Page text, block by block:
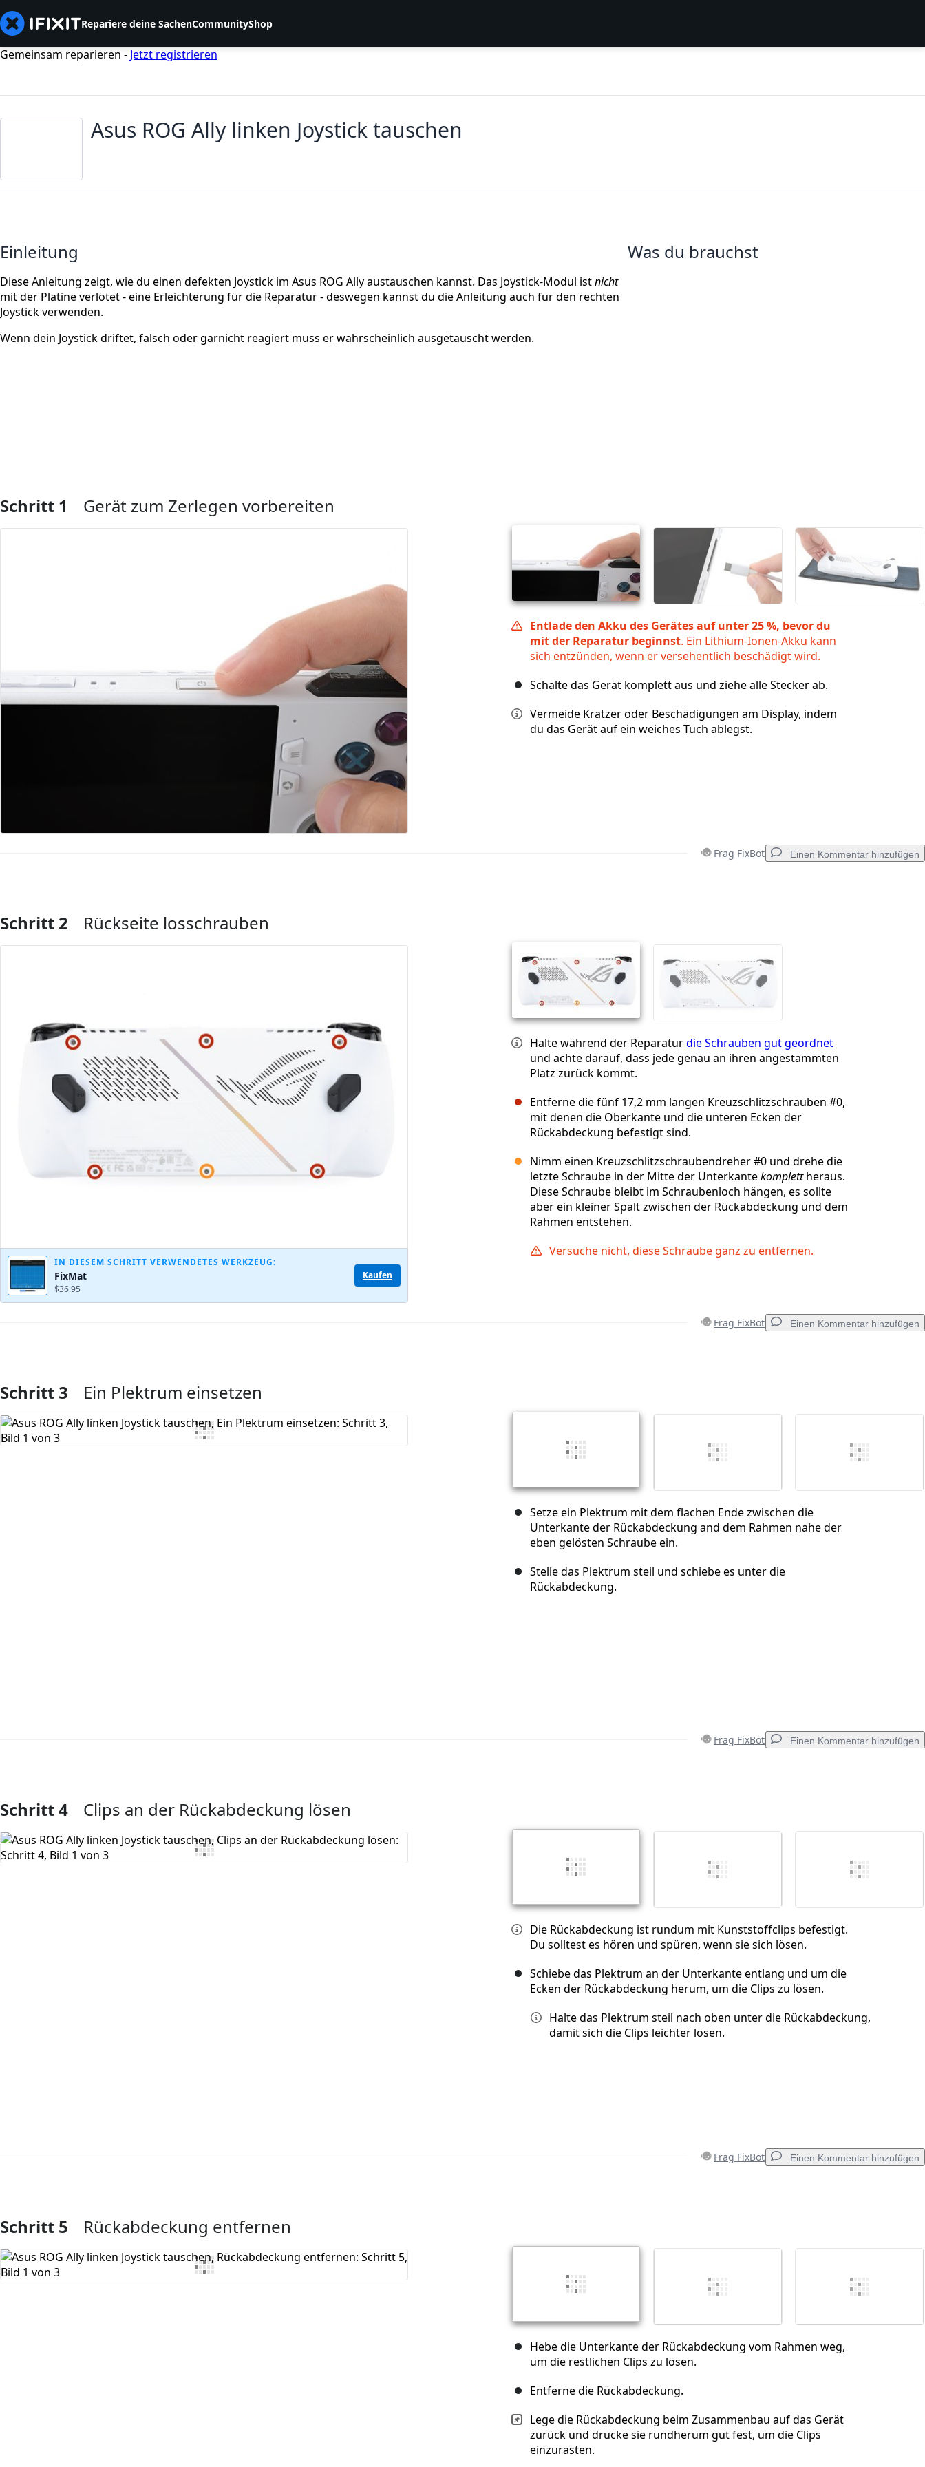
Repariere deine SachenCommunityShop
Gemeinsam reparieren - Jetzt registrieren
Asus ROG Ally linken Joystick tauschen
Einleitung
Diese Anleitung zeigt, wie du einen defekten Joystick im Asus ROG Ally austauschen kannst. Das Joystick-Modul istnicht
mit der Platine verlötet - eine Erleichterung für die Reparatur - deswegen kannst du die Anleitung auch für den rechten
Joystick verwenden.
Wenn dein Joystick driftet, falsch oder garnicht reagiert muss er wahrscheinlich ausgetauscht werden.
Was du brauchst
Schritt 1 Gerät zum Zerlegen vorbereiten
Entlade den Akku des Gerätes auf unter 25 %, bevor du
mit der Reparatur beginnst. Ein Lithium-Ionen-Akku kann
sich entzünden, wenn er versehentlich beschädigt wird.
Schalte das Gerät komplett aus und ziehe alle Stecker ab.
Vermeide Kratzer oder Beschädigungen am Display, indem
du das Gerät auf ein weiches Tuch ablegst.
Frag FixBot Einen Kommentar hinzufügen
Kommentar hinzufügen
Schritt 2 Rückseite losschrauben
IN DIESEM SCHRITT VERWENDETES WERKZEUG:
FixMat
$36.95
Kaufen
Halte während der Reparaturdie Schrauben gut geordnet
und achte darauf, dass jede genau an ihren angestammten
Platz zurück kommt.
Entferne die fünf 17,2 mm langen Kreuzschlitzschrauben #0,
mit denen die Oberkante und die unteren Ecken der
Rückabdeckung befestigt sind.
Nimm einen Kreuzschlitzschraubendreher #0 und drehe die
letzte Schraube in der Mitte der Unterkantekomplettheraus.
Diese Schraube bleibt im Schraubenloch hängen, es sollte
aber ein kleiner Spalt zwischen der Rückabdeckung und dem
Rahmen entstehen.
Versuche nicht, diese Schraube ganz zu entfernen.
Frag FixBot Einen Kommentar hinzufügen
Kommentar hinzufügen
Kommentieren
Schritt 3 Ein Plektrum einsetzen
Setze ein Plektrum mit dem flachen Ende zwischen die
Unterkante der Rückabdeckung and dem Rahmen nahe der
eben gelösten Schraube ein.
Stelle das Plektrum steil und schiebe es unter die
Rückabdeckung.
Frag FixBot Einen Kommentar hinzufügen
Kommentar hinzufügen
Kommentieren
Schritt 4 Clips an der Rückabdeckung lösen
Die Rückabdeckung ist rundum mit Kunststoffclips befestigt.
Du solltest es hören und spüren, wenn sie sich lösen.
Schiebe das Plektrum an der Unterkante entlang und um die
Ecken der Rückabdeckung herum, um die Clips zu lösen.
Halte das Plektrum steil nach oben unter die Rückabdeckung,
damit sich die Clips leichter lösen.
Frag FixBot Einen Kommentar hinzufügen
Kommentar hinzufügen
Kommentieren
Schritt 5 Rückabdeckung entfernen
Hebe die Unterkante der Rückabdeckung vom Rahmen weg,
um die restlichen Clips zu lösen.
Entferne die Rückabdeckung.
Lege die Rückabdeckung beim Zusammenbau auf das Gerät
zurück und drücke sie rundherum gut fest, um die Clips
einzurasten.